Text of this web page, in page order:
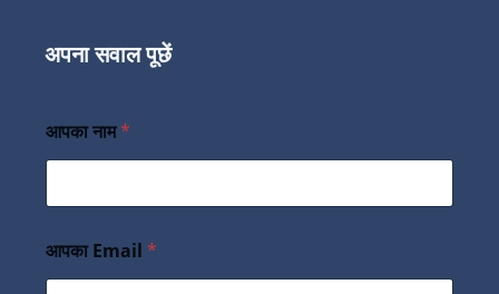
अपना सवाल पूछें
आपका नाम*
आपका Email *